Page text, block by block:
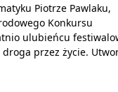
Piotrze Pawlaku,
Konkursu
ulubieńcu
przez życie.